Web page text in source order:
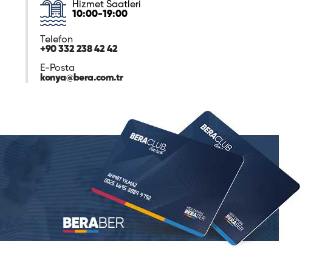
Hizmet Saatleri
10:00-19:00
Telefon
+90 332 238 42 42
E-Posta
konya@bera.com.tr